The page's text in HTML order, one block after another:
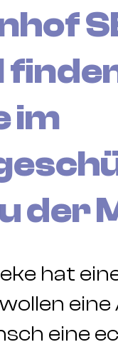
im
der
hat
eine